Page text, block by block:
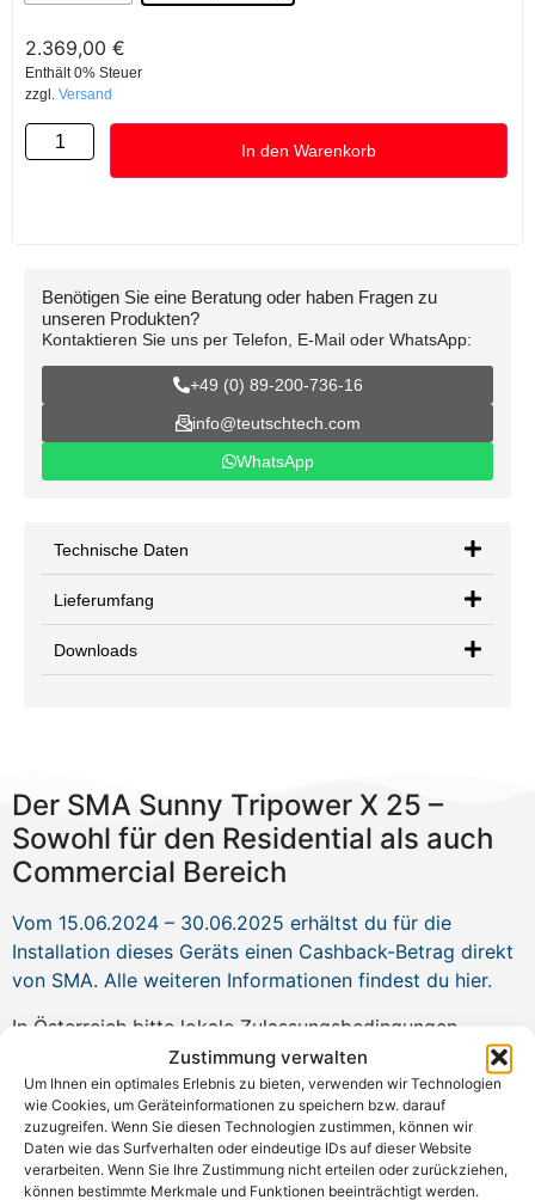
Zustimmung verwalten
Um Ihnen ein optimales Erlebnis zu bieten, verwenden wir Technologien
wie Cookies, um Geräteinformationen zu speichern bzw. darauf
zuzugreifen. Wenn Sie diesen Technologien zustimmen, können wir
Daten wie das Surfverhalten oder eindeutige IDs auf dieser Website
verarbeiten. Wenn Sie Ihre Zustimmung nicht erteilen oder zurückziehen,
können bestimmte Merkmale und Funktionen beeinträchtigt werden.
2.369,00 €
Enthält 0% Steuer
zzgl. Versand
In den Warenkorb
Technische Daten
Lieferumfang
Downloads
Benötigen Sie eine Beratung oder haben Fragen zu
unseren Produkten?
Kontaktieren Sie uns per Telefon, E-Mail oder WhatsApp:
+49 (0) 89-200-736-16
info@teutschtech.com
WhatsApp
Der SMA Sunny Tripower X 25 –
Sowohl für den Residential als auch
Commercial Bereich
Vom 15.06.2024 – 30.06.2025 erhältst du für die
Installation dieses Geräts einen Cashback-Betrag direkt
von SMA. Alle weiteren Informationen findest du hier.
In Österreich bitte lokale Zulassungsbedingungen
Die SMA Sunny Tripower X Serie hat eine neue System
Manager Funktion. Hierbei können bis zu 5 SMA
Wechselrichter bis zu einer gesamten Anlagenleistung
bis max. 135 kVA eingebunden werden. Innerhalb dieses